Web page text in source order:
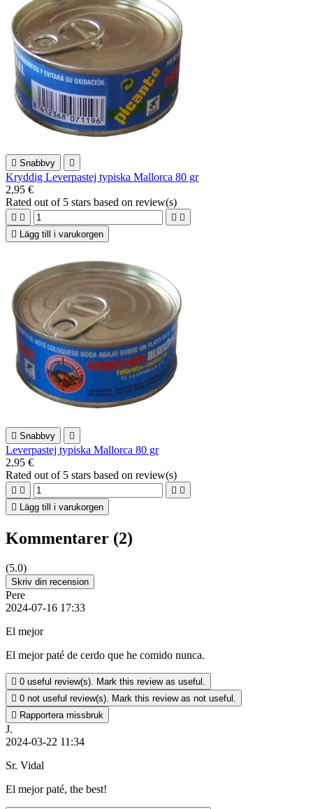
 Snabbvy 
Kryddig Leverpastej typiska Mallorca 80 gr
2,95 €
Rated out of 5 stars based on review(s)
   
 Lägg till i varukorgen
 Snabbvy 
Leverpastej typiska Mallorca 80 gr
2,95 €
Rated out of 5 stars based on review(s)
   
 Lägg till i varukorgen
Kommentarer (2)
(5.0)
Skriv din recension
Pere
2024-07-16 17:33
El mejor
El mejor paté de cerdo que he comido nunca.
 0 useful review(s). Mark this review as useful.
 0 not useful review(s). Mark this review as not useful.
 Rapportera missbruk
J.
2024-03-22 11:34
Sr. Vidal
El mejor paté, the best!